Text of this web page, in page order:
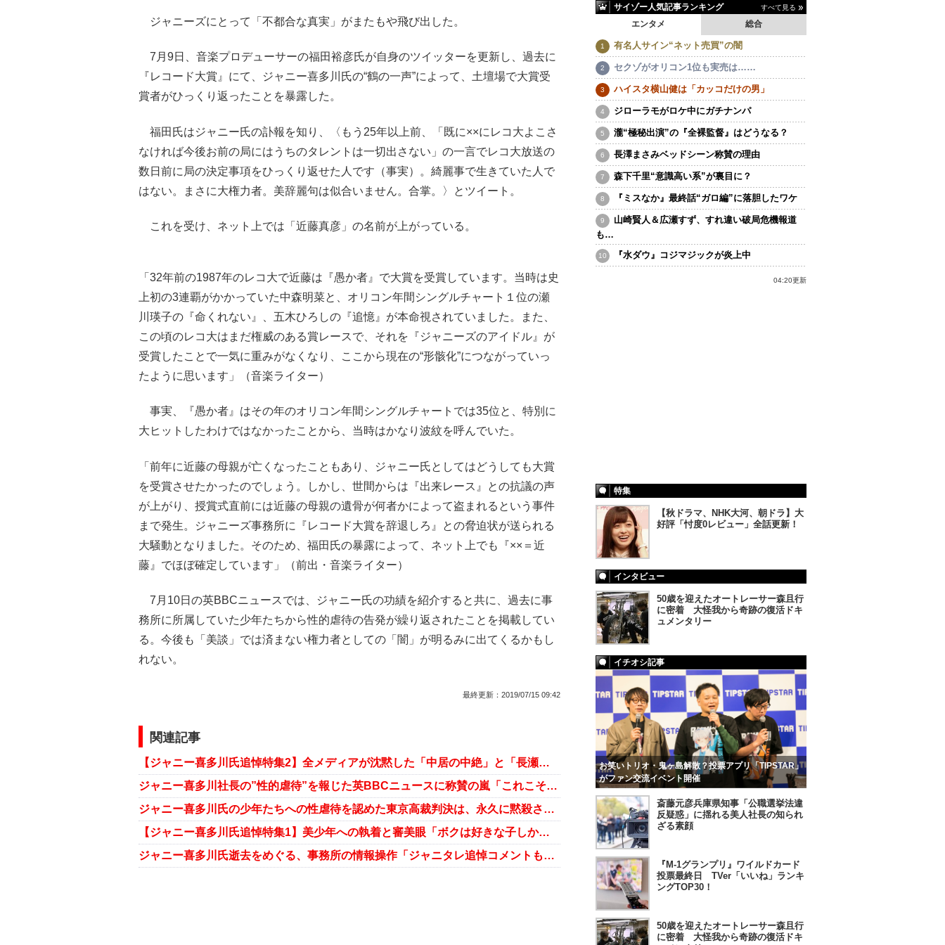
ジャニーズにとって「不都合な真実」がまたもや飛び出した。
7月9日、音楽プロデューサーの福田裕彦氏が自身のツイッターを更新し、過去に
『レコード大賞』にて、ジャニー喜多川氏の“鶴の一声”によって、土壇場で大賞受
賞者がひっくり返ったことを暴露した。
福田氏はジャニー氏の訃報を知り、〈もう25年以上前、「既に××にレコ大よこさ
なければ今後お前の局にはうちのタレントは一切出さない」の一言でレコ大放送の
数日前に局の決定事項をひっくり返せた人です（事実）。綺麗事で生きていた人で
はない。まさに大権力者。美辞麗句は似合いません。合掌。〉とツイート。
これを受け、ネット上では「近藤真彦」の名前が上がっている。
「32年前の1987年のレコ大で近藤は『愚か者』で大賞を受賞しています。当時は史
上初の3連覇がかかっていた中森明菜と、オリコン年間シングルチャート１位の瀬
川瑛子の『命くれない』、五木ひろしの『追憶』が本命視されていました。また、
この頃のレコ大はまだ権威のある賞レースで、それを『ジャニーズのアイドル』が
受賞したことで一気に重みがなくなり、ここから現在の“形骸化”につながっていっ
たように思います」（音楽ライター）
事実、『愚か者』はその年のオリコン年間シングルチャートでは35位と、特別に
大ヒットしたわけではなかったことから、当時はかなり波紋を呼んでいた。
「前年に近藤の母親が亡くなったこともあり、ジャニー氏としてはどうしても大賞
を受賞させたかったのでしょう。しかし、世間からは『出来レース』との抗議の声
が上がり、授賞式直前には近藤の母親の遺骨が何者かによって盗まれるという事件
まで発生。ジャニーズ事務所に『レコード大賞を辞退しろ』との脅迫状が送られる
大騒動となりました。そのため、福田氏の暴露によって、ネット上でも『××＝近
藤』でほぼ確定しています」（前出・音楽ライター）
7月10日の英BBCニュースでは、ジャニー氏の功績を紹介すると共に、過去に事
務所に所属していた少年たちから性的虐待の告発が繰り返されたことを掲載してい
る。今後も「美談」では済まない権力者としての「闇」が明るみに出てくるかもし
れない。
最終更新： 2019/07/15 09:42
関連記事
【ジャニー喜多川氏追悼特集2】全メディアが沈黙した「中居の中絶」と「長瀬と山口らの乱交パーティー」
ジャニー喜多川社長の”性的虐待”を報じた英BBCニュースに称賛の嵐「これこそがメディアの姿」
ジャニー喜多川氏の少年たちへの性虐待を認めた東京高裁判決は、永久に黙殺されるのか
【ジャニー喜多川氏追悼特集1】美少年への執着と審美眼「ボクは好きな子しか選ばない……」
ジャニー喜多川氏逝去をめぐる、事務所の情報操作「ジャニタレ追悼コメントもどこか不自然？」
サイゾー人気記事ランキング すべて見る
エンタメ 総合
有名人サイン“ネット売買”の闇
セクゾがオリコン1位も実売は……
ハイスタ横山健は「カッコだけの男」
ジローラモがロケ中にガチナンパ
瀧“極秘出演”の『全裸監督』はどうなる？
長澤まさみベッドシーン称賛の理由
森下千里“意識高い系”が裏目に？
『ミスなか』最終話“ガロ編”に落胆したワケ
山崎賢人＆広瀬すず、すれ違い破局危機報道
も…
『水ダウ』コジマジックが炎上中
04:20更新
特集
【秋ドラマ、NHK大河、朝ドラ】大
好評「忖度0レビュー」全話更新！
インタビュー
50歳を迎えたオートレーサー森且行
に密着 大怪我から奇跡の復活ドキ
ュメンタリー
イチオシ記事
お笑いトリオ・鬼ヶ島解散？投票アプリ「TIPSTAR」
がファン交流イベント開催
斎藤元彦兵庫県知事「公職選挙法違
反疑惑」に揺れる美人社長の知られ
ざる素顔
『M-1グランプリ』ワイルドカード
投票最終日 TVer「いいね」ランキ
ングTOP30！
50歳を迎えたオートレーサー森且行
に密着 大怪我から奇跡の復活ドキ